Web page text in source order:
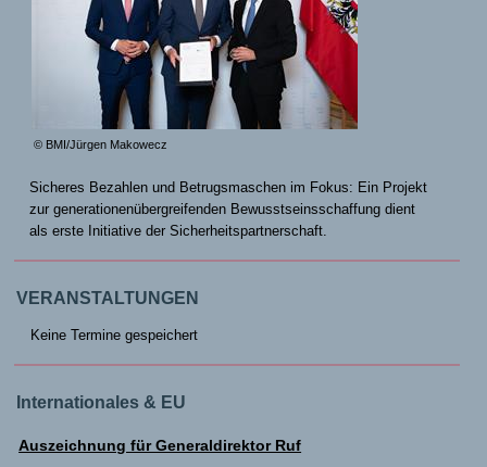
© BMI/Jürgen Makowecz
Sicheres Bezahlen und Betrugsmaschen im Fokus: Ein Projekt
zur generationenübergreifenden Bewusstseinsschaffung dient
als erste Initiative der Sicherheitspartnerschaft.
VERANSTALTUNGEN
Keine Termine gespeichert
Internationales & EU
Auszeichnung für Generaldirektor Ruf